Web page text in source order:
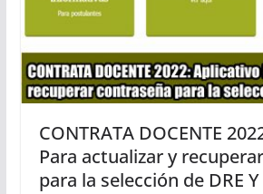
CONTRATA DOCENTE
Para actualizar y
para la selección de DRE Y